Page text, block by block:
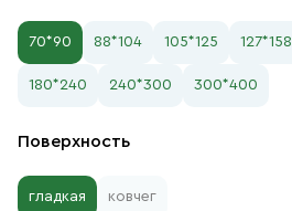
70*90 88*104 105*125 127*158
180*240 240*300 300*400
Поверхность
гладкая ковчег